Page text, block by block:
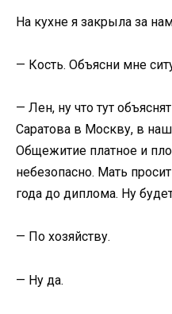
На кухне я закрыла за
— Кость. Объясни мне
— Лен, ну что тут
Саратова в Москву, в
Общежитие платное и
небезопасно. Мать
года до диплома. Ну
— По хозяйству.
— Ну да.